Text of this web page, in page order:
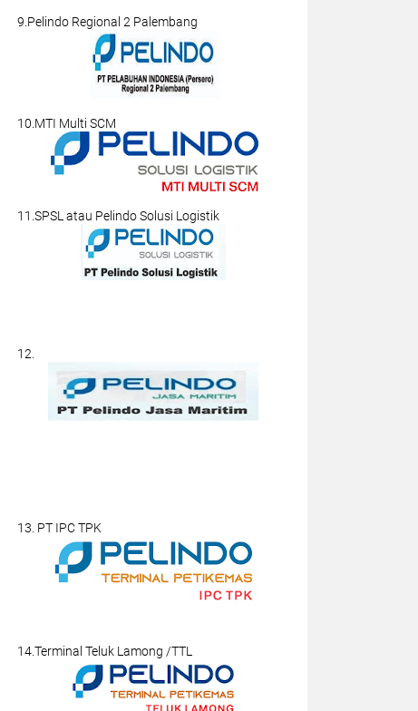
9.Pelindo Regional 2 Palembang
10.MTI Multi SCM
11.SPSL atau Pelindo Solusi Logistik
12.
13. PT IPC TPK
14.Terminal Teluk Lamong /TTL